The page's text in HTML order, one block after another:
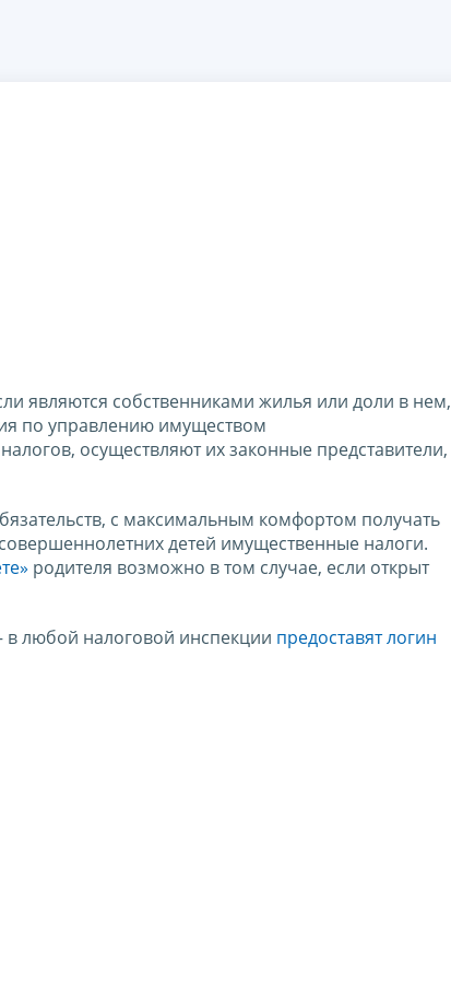
являются собственниками жилья или доли в нем,
по управлению имуществом
осуществляют их законные представители,
с максимальным комфортом получать
детей имущественные налоги.
родителя возможно в том случае, если открыт
любой налоговой инспекции предоставят логин